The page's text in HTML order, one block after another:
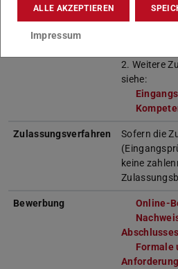
Darmstadt
2. Weitere
siehe:
Zulassungsverfahren
Sofern die
keine
Bewerbung
Online-
Abschlusses
Formale
ALLE AKZEPTIEREN
Impressum